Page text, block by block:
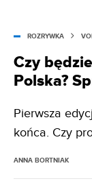
ROZRYWKA
Czy
Polska?
Pierwsza
końca. Czy
ANNA BORTNIAK